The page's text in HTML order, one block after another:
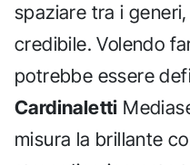
spaziare tra i
credibile. Volendo
potrebbe essere
Cardinaletti
misura la brillante